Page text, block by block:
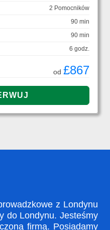
2 Pomocników
90 min
90 min
6 godz.
od £867
z Londynu
do Londynu. Jesteśmy
firmą. Posiadamy